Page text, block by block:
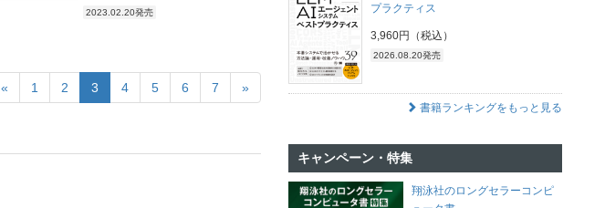
2023.02.20発売
« 1 2 3 4 5 6 7 »
プラクティス
3,960円（税込）
2026.08.20発売
書籍ランキングをもっと見る
キャンペーン・特集
翔泳社のロングセラーコンピ